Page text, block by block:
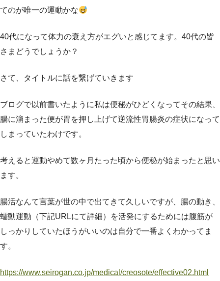
てのが唯一の運動かな
40代になって体力の衰え方がエグいと感じてます。40代の皆
さまどうでしょうか？
さて、タイトルに話を繋げていきます
ブログで以前書いたように私は便秘がひどくなってその結果、
腸に溜まった便が胃を押し上げて逆流性胃腸炎の症状になって
しまっていたわけです。
考えると運動やめて数ヶ月たった頃から便秘が始まったと思い
ます。
腸活なんて言葉が世の中で出てきて久しいですが、腸の動き、
蠕動運動（下記URLにて詳細）を活発にするためには腹筋が
しっかりしていたほうがいいのは自分で一番よくわかってま
す。
https://www.seirogan.co.jp/medical/creosote/effective02.html